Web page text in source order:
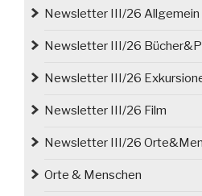
Newsletter III/26 Allgemein
Newsletter III/26
Newsletter III/26
Newsletter III/26 Film
Newsletter III/26
Orte & Menschen